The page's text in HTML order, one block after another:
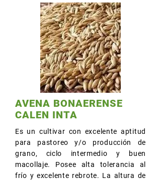
AVENA BONAERENSE
CALEN INTA
Es un cultivar con excelente aptitud
para pastoreo y/o producción de
grano, ciclo intermedio y buen
macollaje. Posee alta tolerancia al
frío y excelente rebrote. La altura de